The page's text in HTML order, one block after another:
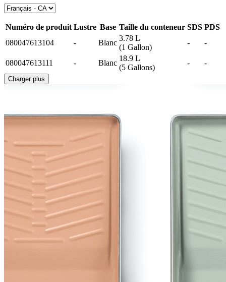
Numéro de produit Lustre Base Taille du conteneur SDS PDS
080047613104
- Blanc
3.78 L
(1 Gallon)
- -
080047613111 - Blanc
18.9 L
(5 Gallons)
- -
Charger plus